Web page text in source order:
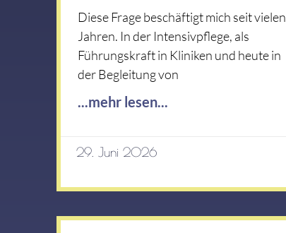
Diese Frage beschäftigt mich seit vielen
Jahren. In der Intensivpflege, als
Führungskraft in Kliniken und heute in
der Begleitung von
...mehr lesen...
29. Juni 2026